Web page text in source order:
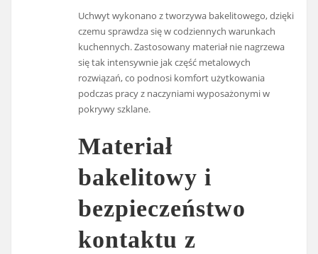
Uchwyt wykonano z tworzywa bakelitowego, dzięki
czemu sprawdza się w codziennych warunkach
kuchennych. Zastosowany materiał nie nagrzewa
się tak intensywnie jak część metalowych
rozwiązań, co podnosi komfort użytkowania
podczas pracy z naczyniami wyposażonymi w
pokrywy szklane.
Materiał
bakelitowy i
bezpieczeństwo
kontaktu z